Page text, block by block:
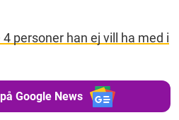
personer han ej vill ha med i
Google News